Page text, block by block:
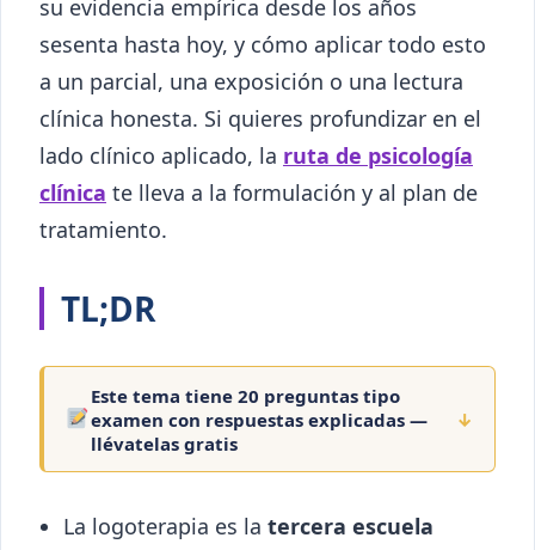
su evidencia empírica desde los años
sesenta hasta hoy, y cómo aplicar todo esto
a un parcial, una exposición o una lectura
clínica honesta. Si quieres profundizar en el
lado clínico aplicado, la ruta de psicología
clínica te lleva a la formulación y al plan de
tratamiento.
TL;DR
Este tema tiene 20 preguntas tipo
examen con respuestas explicadas —
llévatelas gratis
↓
La logoterapia es la tercera escuela